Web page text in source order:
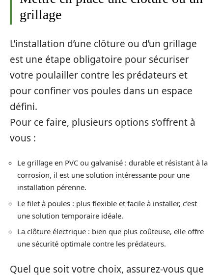
grillage
L’installation d’une clôture ou d’un grillage
est une étape obligatoire pour sécuriser
votre poulailler contre les prédateurs et
pour confiner vos poules dans un espace
défini.
Pour ce faire, plusieurs options s’offrent à
vous :
Le grillage en PVC ou galvanisé : durable et résistant à la
corrosion, il est une solution intéressante pour une
installation pérenne.
Le filet à poules : plus flexible et facile à installer, c’est
une solution temporaire idéale.
La clôture électrique : bien que plus coûteuse, elle offre
une sécurité optimale contre les prédateurs.
Quel que soit votre choix, assurez-vous que